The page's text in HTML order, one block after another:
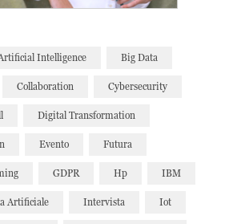
Intelligence Big Data
Collaboration Cybersecurity
Digital Transformation
Evento Futura
GDPR Hp IBM
Artificiale Intervista Iot